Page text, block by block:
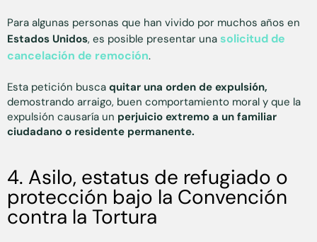
Para algunas personas que han vivido por muchos años en
Estados Unidos, es posible presentar una solicitud de
cancelación de remoción.
Esta petición busca quitar una orden de expulsión,
demostrando arraigo, buen comportamiento moral y que la
expulsión causaría un perjuicio extremo a un familiar
ciudadano o residente permanente.
4. Asilo, estatus de refugiado o
protección bajo la Convención
contra la Tortura